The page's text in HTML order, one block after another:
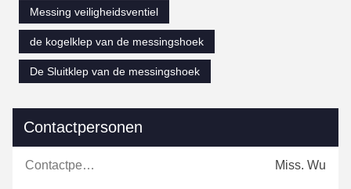
Messing veiligheidsventiel
de kogelklep van de messingshoek
De Sluitklep van de messingshoek
Contactpersonen
Contactpersonen: Miss. Wu